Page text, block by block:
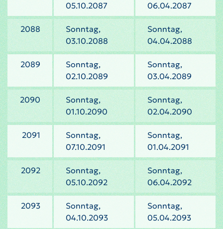
05.10.2087
06.04.2087
2088
Sonntag,
03.10.2088
Sonntag,
04.04.2088
2089
Sonntag,
02.10.2089
Sonntag,
03.04.2089
2090
Sonntag,
01.10.2090
Sonntag,
02.04.2090
2091
Sonntag,
07.10.2091
Sonntag,
01.04.2091
2092
Sonntag,
05.10.2092
Sonntag,
06.04.2092
2093
Sonntag,
04.10.2093
Sonntag,
05.04.2093